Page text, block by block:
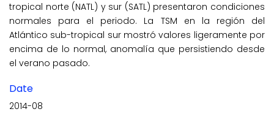
tropical norte (NATL) y sur (SATL) presentaron condiciones
normales para el periodo. La TSM en la región del
Atlántico sub-tropical sur mostró valores ligeramente por
encima de lo normal, anomalía que persistiendo desde
el verano pasado.
Date
2014-08